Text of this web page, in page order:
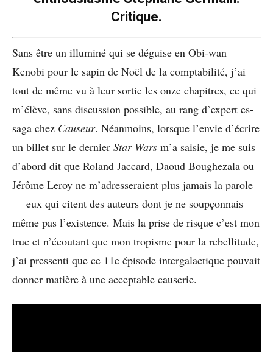
Critique.
Sans être un illuminé qui se déguise en Obi-wan
Kenobi pour le sapin de Noël de la comptabilité, j’ai
tout de même vu à leur sortie les onze chapitres, ce qui
m’élève, sans discussion possible, au rang d’expert es-
saga chez Causeur. Néanmoins, lorsque l’envie d’écrire
un billet sur le dernier Star Wars m’a saisie, je me suis
d’abord dit que Roland Jaccard, Daoud Boughezala ou
Jérôme Leroy ne m’adresseraient plus jamais la parole
— eux qui citent des auteurs dont je ne soupçonnais
même pas l’existence. Mais la prise de risque c’est mon
truc et n’écoutant que mon tropisme pour la rebellitude,
j’ai pressenti que ce 11e épisode intergalactique pouvait
donner matière à une acceptable causerie.